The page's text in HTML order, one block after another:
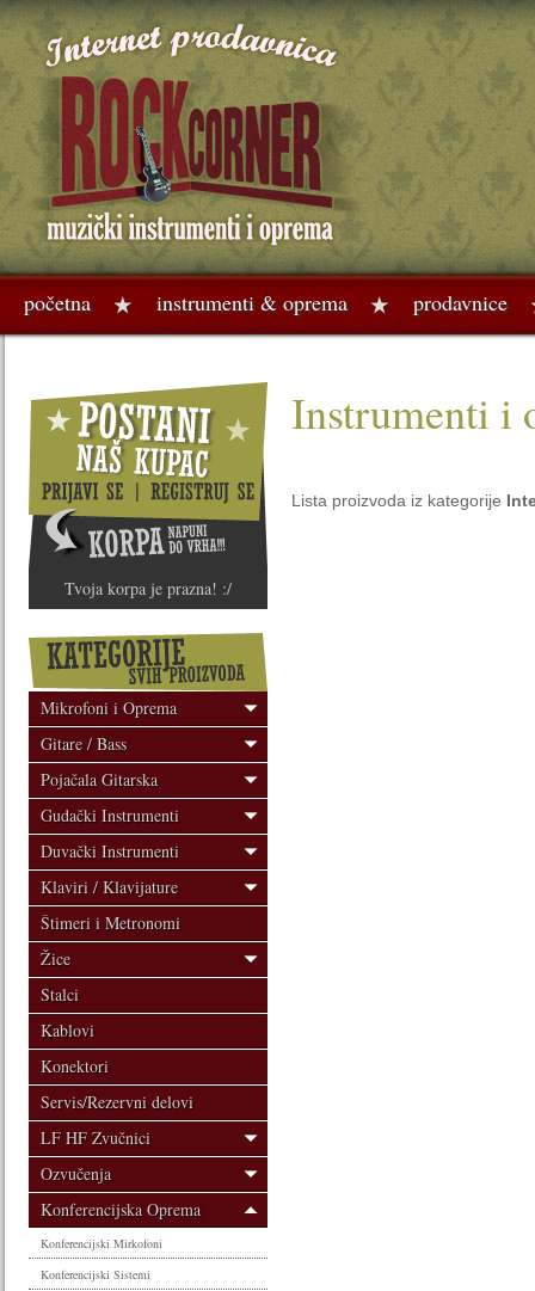
početna instrumenti & oprema prodavnice
Tvoja korpa je prazna! :/
Mikrofoni i Oprema
Gitare / Bass
Pojačala Gitarska
Gudački Instrumenti
Duvački Instrumenti
Klaviri / Klavijature
Štimeri i Metronomi
Žice
Stalci
Kablovi
Konektori
Servis/Rezervni delovi
LF HF Zvučnici
Ozvučenja
Konferencijska Oprema
Konferencijski Mirkofoni
Konferencijski Sistemi
Instrumenti i
Lista proizvoda iz kategorije